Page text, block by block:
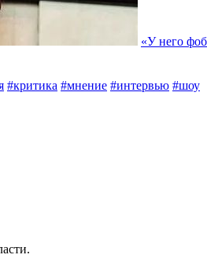
«У него
#критика #мнение #интервью #шоу